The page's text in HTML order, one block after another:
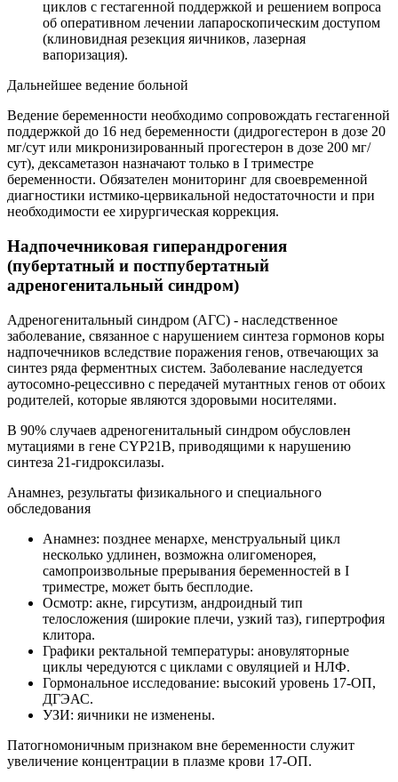
циклов с гестагенной поддержкой и решением вопроса
об оперативном лечении лапароскопическим доступом
(клиновидная резекция яичников, лазерная
вапоризация).
Дальнейшее ведение больной
Ведение беременности необходимо сопровождать гестагенной
поддержкой до 16 нед беременности (дидрогестерон в дозе 20
мг/сут или микронизированный прогестерон в дозе 200 мг/
сут), дексаметазон назначают только в I триместре
беременности. Обязателен мониторинг для своевременной
диагностики истмико-цервикальной недостаточности и при
необходимости ее хирургическая коррекция.
Надпочечниковая гиперандрогения
(пубертатный и постпубертатный
адреногенитальный синдром)
Адреногенитальный синдром (АГС) - наследственное
заболевание, связанное с нарушением синтеза гормонов коры
надпочечников вследствие поражения генов, отвечающих за
синтез ряда ферментных систем. Заболевание наследуется
аутосомно-рецессивно с передачей мутантных генов от обоих
родителей, которые являются здоровыми носителями.
В 90% случаев адреногенитальный синдром обусловлен
мутациями в гене CYP21В, приводящими к нарушению
синтеза 21-гидроксилазы.
Анамнез, результаты физикального и специального
обследования
Анамнез: позднее менархе, менструальный цикл
несколько удлинен, возможна олигоменорея,
самопроизвольные прерывания беременностей в I
триместре, может быть бесплодие.
Осмотр: акне, гирсутизм, андроидный тип
телосложения (широкие плечи, узкий таз), гипертрофия
клитора.
Графики ректальной температуры: ановуляторные
циклы чередуются с циклами с овуляцией и НЛФ.
Гормональное исследование: высокий уровень 17-ОП,
ДГЭАС.
УЗИ: яичники не изменены.
Патогномоничным признаком вне беременности служит
увеличение концентрации в плазме крови 17-ОП.